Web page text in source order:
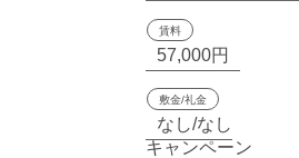
賃料
57,000円
敷金/礼金
なし/なし
キャンペーン